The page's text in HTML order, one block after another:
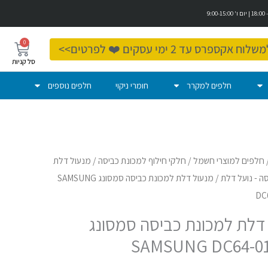
עד 2 ימי עסקים ❤️ לפרטים>> 0
עגלת
קניות
חלפים למקרר חומרי ניקוי חלפים נוספים
חלפים למוצרי חשמל/ חלקי חילוף למכונת כביסה/ מנעול דלת
- נועל דלת
/ מנעול דלת למכונת כביסה סמסונג SAMSUNG
דלת למכונת כביסה סמסונג
SAMSUNG DC64-